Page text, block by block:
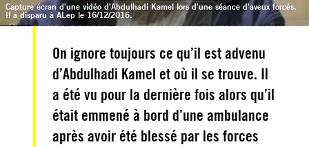
Capture écran d'une vidéo d'Abdulhadi Kamel lors d'une séance d'aveux forcés.
Il a disparu à ALep le 16/12/2016.
On ignore toujours ce qu’il est advenu
d’Abdulhadi Kamel et où il se trouve. Il
a été vu pour la dernière fois alors qu’il
était emmené à bord d’une ambulance
après avoir été blessé par les forces